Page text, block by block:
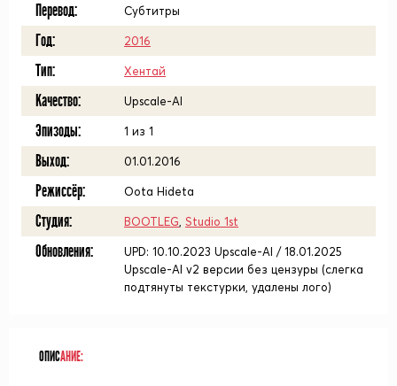
Перевод: Субтитры
Год: 2016
Тип: Хентай
Качество: Upscale-AI
Эпизоды: 1 из 1
Выход: 01.01.2016
Режиссёр: Oota Hideta
Студия: BOOTLEG Studio 1st
Обновления:
UPD: 10.10.2023 Upscale-AI / 18.01.2025
Upscale-AI v2 версии без цензуры (слегка
подтянуты текстурки, удалены лого)
ОПИСАНИЕ: